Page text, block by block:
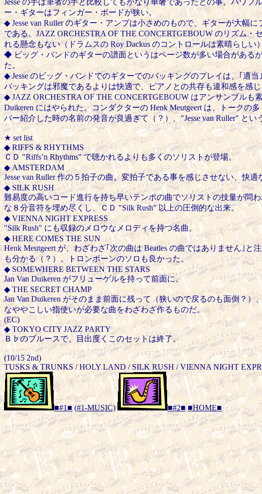
Jesse の手は筆者の手と比較してもかなり華奢であったとの事。パワ
ー・ギターはフィンガー・ボードが狭い。
◆ Jesse van Ruller のギター・アンプは小さめのもので、ギターが大幅
である。JAZZ ORCHESTRA OF THE CONCERTGEBOUW のリズム
れる懸念もない（ドラムスの Roy Dackus のコントロールは素晴らしい
◆ ビッグ・バンドのギターの譜面というはページ数が多い場合がある
た。
◆ Jesse のビッグ・バンドでのギターでのバッキングのプレイは、｢適
バッキングは邪魔であるよりは快適で、ピアノとの共存も違和感を感
◆ JAZZ ORCHESTRA OF THE CONCERTGEBOUW はアンサンブル
Duikeren にはやられた。コンダクターの Henk Meutgeert は、トーク
バー紹介した時の名前の発音が良過ぎて（？）、"Jesse van Ruller" と
★ set list
◆ RIFFS & RHYTHMS
ＣＤ "Riffs’n Rhythms" で聴かれるよりも多くのソリストが登場。
◆ AMSTERDAM
Jesse van Ruller 作の５拍子の曲。変拍子である事を感じさせない、快適
◆ SILK RUSH
難易度の高いコード進行を持ち早いテンポの曲でソリストの技量が問
な８分音符を埋め尽くし、ＣＤ "Silk Rush" 以上の圧倒的な出来。
◆ VIENNA NIGHT EXPRESS
"Silk Rush" にも収録のメロウなメロディを持つ名曲。
◆ HERE COMES THE SUN
Henk Meutgeert が、わざわざ｢次の曲は Beatles の曲ではありません｣
も分かる（？）。トロンボーンのソロも良かった。
◆ SOMEWHERE BETWEEN THE STARS
Jan Van Duikeren がフリューゲルを持って前面に。
◆ THE SECRET CHAMP
Jan Van Duikeren がそのまま前面に残って（狭いので戻るのも面倒？
なややこしい指使いが必要な曲をわざわざ作るものだ。
(EC)
◆ TOKYO CITY JAZZ PARTY
Ｂ♭のブルースで、目出度くこのセットは終了。
(10/15 2nd)
TUSKS & TRUNKS / HOLY LAND / SILK RUSH / VIENNA NIGHT
■#1■ (#1-MUSIC) ■#2■ ■HOME■